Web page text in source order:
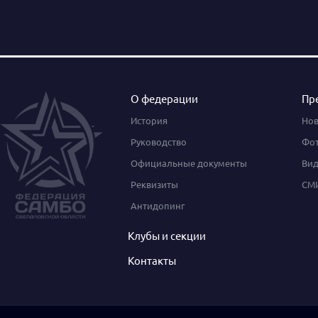
О федерации
История
Руководство
Официальные документы
Реквизиты
Антидопинг
Клубы и секции
Контакты